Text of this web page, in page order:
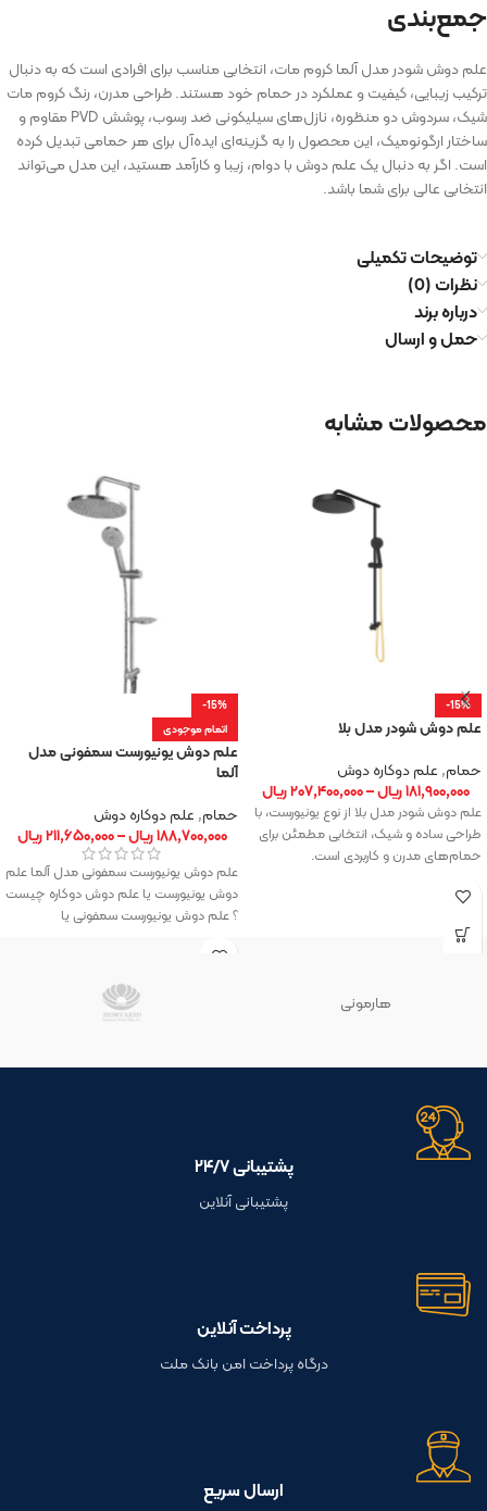
جمع‌بندی
علم دوش شودر مدل آلما کروم مات، انتخابی مناسب برای افرادی است که به دنبال
ترکیب زیبایی، کیفیت و عملکرد در حمام خود هستند. طراحی مدرن، رنگ کروم مات
شیک، سردوش دو منظوره، نازل‌های سیلیکونی ضد رسوب، پوشش PVD مقاوم و
ساختار ارگونومیک، این محصول را به گزینه‌ای ایده‌آل برای هر حمامی تبدیل کرده
است. اگر به دنبال یک علم دوش با دوام، زیبا و کارآمد هستید، این مدل می‌تواند
انتخابی عالی برای شما باشد.
توضیحات تکمیلی
نظرات (0)
درباره برند
حمل و ارسال
محصولات مشابه
-15%
علم دوش شودر مدل بلا
حمام, علم دوکاره دوش
۱۸۱,۹۰۰,۰۰۰ریال–۲۰۷,۴۰۰,۰۰۰ریال
علم دوش شودر مدل بلا از نوع یونیورست، با
طراحی ساده و شیک، انتخابی مطمئن برای
حمام‌های مدرن و کاربردی است.
-15%
اتمام موجودی
علم دوش یونیورست سمفونی مدل
آلما
حمام, علم دوکاره دوش
۱۸۸,۷۰۰,۰۰۰ریال–۲۱۱,۶۵۰,۰۰۰ریال
علم دوش یونیورست سمفونی مدل آلما علم
دوش یونیورست یا علم دوش دوکاره چیست
؟ علم دوش یونیورست سمفونی یا
هارمونی
پشتیبانی ۲۴/۷
پشتیبانی آنلاین
پرداخت آنلاین
درگاه پرداخت امن بانک ملت
ارسال سریع